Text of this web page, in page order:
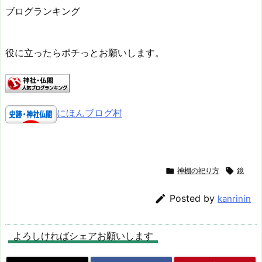
ブログランキング
役に立ったらポチっとお願いします。
にほんブログ村
 神棚の祀り方  鏡
 Posted by kanrinin
よろしければシェアお願いします